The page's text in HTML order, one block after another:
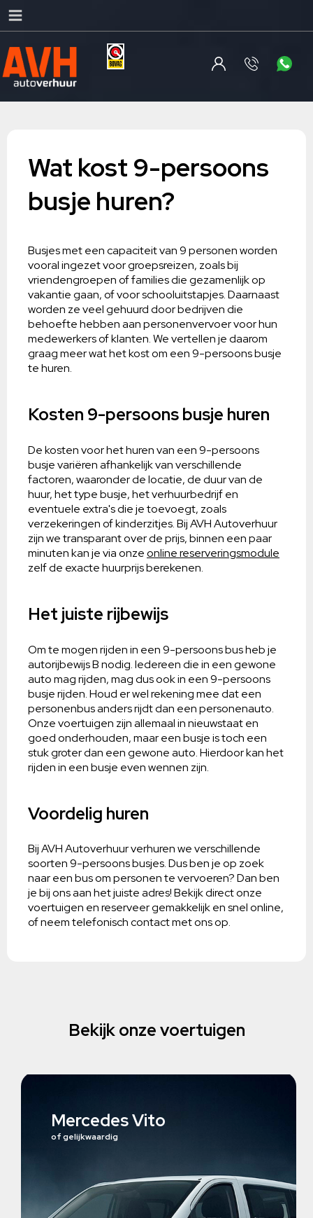
Wat kost 9-persoons
busje huren?
Busjes met een capaciteit van 9 personen worden
vooral ingezet voor groepsreizen, zoals bij
vriendengroepen of families die gezamenlijk op
vakantie gaan, of voor schooluitstapjes. Daarnaast
worden ze veel gehuurd door bedrijven die
behoefte hebben aan personenvervoer voor hun
medewerkers of klanten. We vertellen je daarom
graag meer wat het kost om een 9-persoons busje
te huren.
Kosten 9-persoons busje huren
De kosten voor het huren van een 9-persoons
busje variëren afhankelijk van verschillende
factoren, waaronder de locatie, de duur van de
huur, het type busje, het verhuurbedrijf en
eventuele extra's die je toevoegt, zoals
verzekeringen of kinderzitjes. Bij AVH Autoverhuur
zijn we transparant over de prijs, binnen een paar
minuten kan je via onzeonline reserveringsmodule
zelf de exacte huurprijs berekenen.
Het juiste rijbewijs
Om te mogen rijden in een 9-persoons bus heb je
autorijbewijs B nodig. Iedereen die in een gewone
auto mag rijden, mag dus ook in een 9-persoons
busje rijden. Houd er wel rekening mee dat een
personenbus anders rijdt dan een personenauto.
Onze voertuigen zijn allemaal in nieuwstaat en
goed onderhouden, maar een busje is toch een
stuk groter dan een gewone auto. Hierdoor kan het
rijden in een busje even wennen zijn.
Voordelig huren
Bij AVH Autoverhuur verhuren we verschillende
soorten 9-persoons busjes. Dus ben je op zoek
naar een bus om personen te vervoeren? Dan ben
je bij ons aan het juiste adres! Bekijk direct onze
voertuigen en reserveer gemakkelijk en snel online,
of neem telefonisch contact met ons op.
Bekijk onze voertuigen
Mercedes Vito
of gelijkwaardig